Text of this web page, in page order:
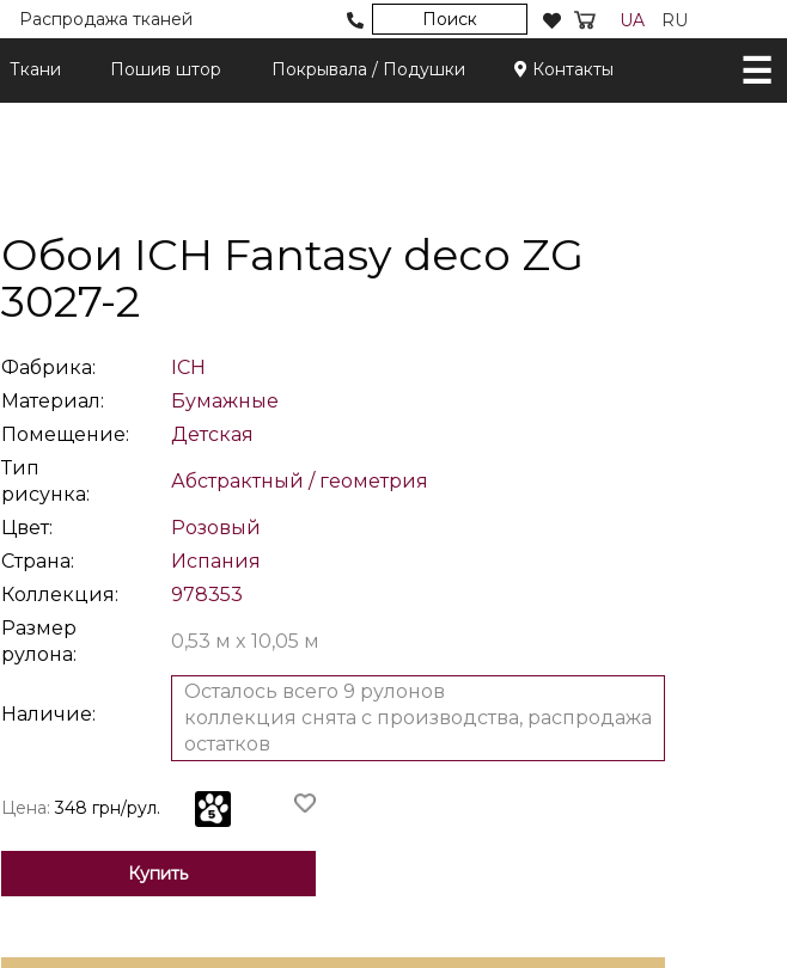
Распродажа тканей Поиск UA RU
Ткани Пошив штор Покрывала / Подушки Контакты
Обои ICH Fantasy deco ZG
3027-2
Фабрика:
ICH
Материал:
Бумажные
Помещение:
Детская
Тип
рисунка:
Абстрактный / геометрия
Цвет:
Розовый
Страна:
Испания
Коллекция:
978353
Размер
рулона:
0,53 м x 10,05 м
Наличие:
Осталось всего 9 рулонов
коллекция снята с производства, распродажа
остатков
Цена: 348 грн/рул.
Купить